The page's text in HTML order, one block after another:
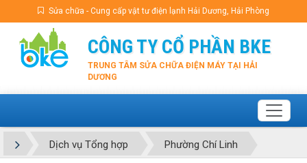
Sửa chữa - Cung cấp vật tư điện lạnh Hải Dương, Hải Phòng
CÔNG TY CỔ PHẦN BKE
TRUNG TÂM SỬA CHỮA ĐIỆN MÁY TẠI HẢI
DƯƠNG
Dịch vụ Tổng hợp Phường Chí Linh